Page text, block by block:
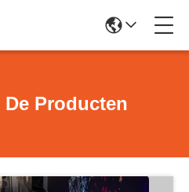
De Producten